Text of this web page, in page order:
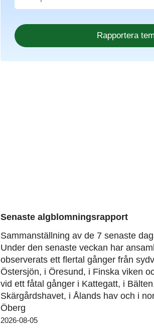
Senaste algblomningsrapport
Sammanställning av de 7 senaste
Under den senaste veckan har
observerats ett flertal gånger från
Östersjön, i Öresund, i Finska viken
vid ett fåtal gånger i Kattegatt, i
Skärgårdshavet, i Ålands hav och i
Öberg
2026-08-05